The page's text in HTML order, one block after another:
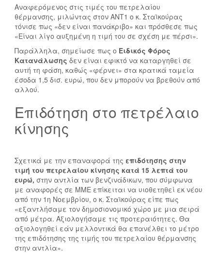
Αναφερόμενος στις τιμές του πετρελαίου
θέρμανσης, μιλώντας στον ΑΝΤ1 ο κ. Σταϊκούρας
τόνισε πως «δεν είναι πανάκριβο» και πρόσθεσε πως
«Είναι λίγο αυξημένη η τιμή του σε σχέση με πέρσι».
Παράλληλα, σημείωσε πως ο Ειδικός Φόρος
Κατανάλωσης δεν είναι εφικτό να καταργηθεί σε
αυτή τη φάση, καθώς «φέρνει» στα κρατικά ταμεία
έσοδα 1,5 δισ. ευρώ, που δεν μπορούν να βρεθούν από
αλλού.
Επιδότηση στο πετρέλαιο
κίνησης
Σχετικά με την επαναφορά της επιδότησης στην
τιμή του πετρελαίου κίνησης κατά 15 λεπτά του
ευρώ, στην αντλία των βενζινάδικων, που σύμφωνα
με αναφορές σε ΜΜΕ επίκειται να υιοθετηθεί εκ νέου
από την 1η Νοεμβρίου, ο κ. Σταϊκούρας είπε πως
«εξαντλήσαμε τον δημοσιονομικό χώρο με μια σειρά
από μέτρα. Αξιολογήσαμε τις προτεραιότητες. Θα
αξιολογηθεί εάν μελλοντικά θα επανέλθει το μέτρο
της επιδότησης της τιμής του πετρελαίου θέρμανσης
στην αντλία».